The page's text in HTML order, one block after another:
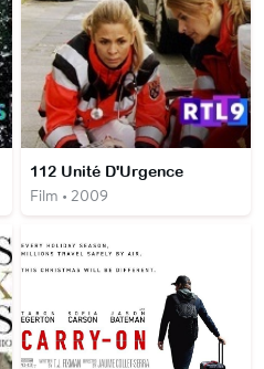
112 Unité D'Urgence
Film • 2009